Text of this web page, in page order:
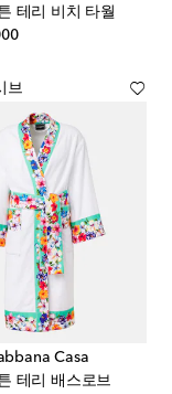
테리 비치 타월
original price
브
Casa
테리 배스로브